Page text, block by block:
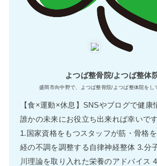
よつば整骨院/よつば整体
盛岡市向中野で、よつば整骨院/よつば整体院をし
【食×運動×休息】SNSやブログで健康
誰かの未来にお役立ち出来れば幸いで
1.国家資格をもつスタッフが筋・骨格
経の不調を調整する自律神経整体 3.分
川理論を取り入れた栄養のアドバイス